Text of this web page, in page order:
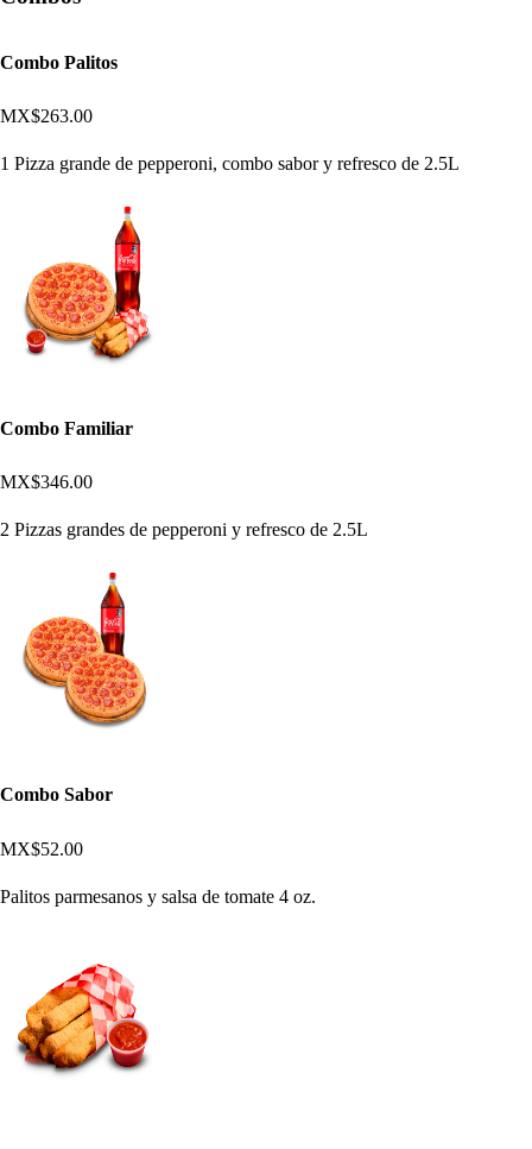
Combo Palitos
MX$263.00
1 Pizza grande de pepperoni, combo sabor y refresco de 2.5L
Combo Familiar
MX$346.00
2 Pizzas grandes de pepperoni y refresco de 2.5L
Combo Sabor
MX$52.00
Palitos parmesanos y salsa de tomate 4 oz.